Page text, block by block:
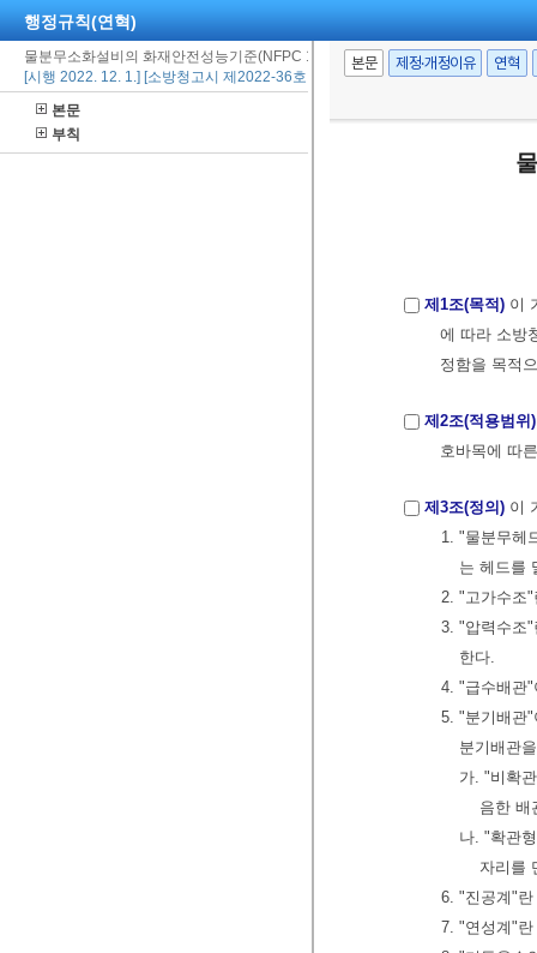
행정규칙(연혁)
물분무소화설비의 화재안전성능기준(NFPC 104)
[시행 2022. 12. 1.] [소방청고시 제2022-36호, 2022. 11. 25., 전부개정]
본문
부칙
본문 제정·개정이유 연혁
제1조(목적) 이
에 따라 소방
정함을 목적
제2조(적용범위)
호바목에 따
제3조(정의) 이
1. "물분무헤
는 헤드를
2. "고가수조
3. "압력수조
한다.
4. "급수배관
5. "분기배관
분기배관
가. "비확
음한
나. "확관
자리를
6. "진공계"
7. "연성계"